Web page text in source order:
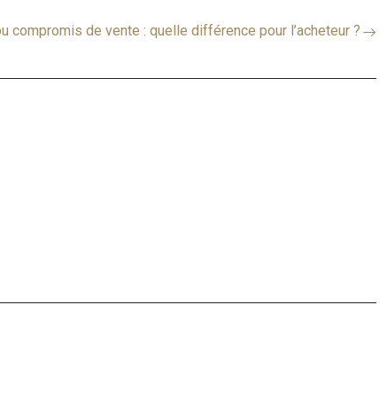
compromis de vente : quelle différence pour l’acheteur ?